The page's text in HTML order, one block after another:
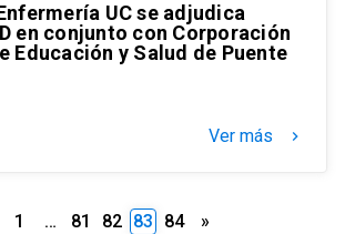
UC se adjudica
en conjunto con Corporación
Educación y Salud de Puente
Ver más keyboard_arrow_right
Paginación
1 … 81 82 83 84 »